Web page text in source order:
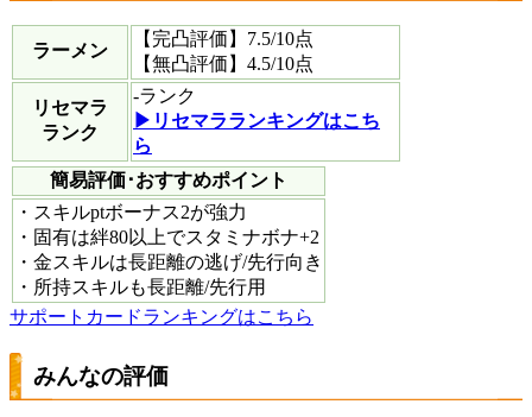
ラーメン
【完凸評価】 7.5/10点
【無凸評価】 4.5/10点
リセマラ
ランク
-ランク
▶︎リセマラランキングはこち
ら
簡易評価･おすすめポイント
・スキルptボーナス2が強力
・固有は絆80以上でスタミナボナ+2
・金スキルは長距離の逃げ/先行向き
・所持スキルも長距離/先行用
サポートカードランキングはこちら
みんなの評価